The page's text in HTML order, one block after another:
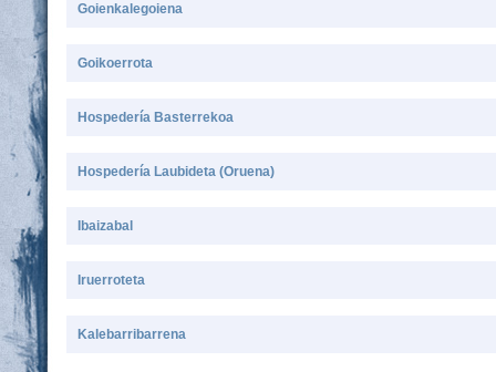
Goienkalegoiena
Goikoerrota
Hospedería Basterrekoa
Hospedería Laubideta (Oruena)
Ibaizabal
Iruerroteta
Kalebarribarrena